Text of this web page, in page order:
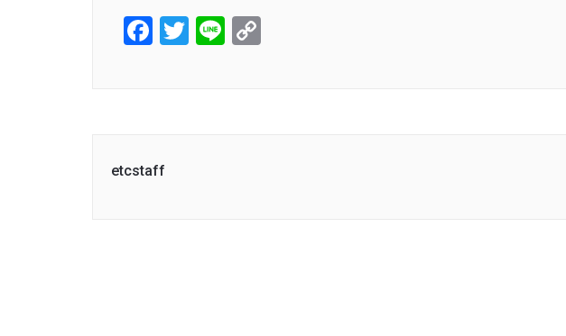
Facebook
Twitter
Line
etcstaff